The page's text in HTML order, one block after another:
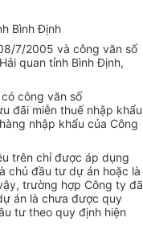
Bình Định
7/2005 và công văn số
quan tỉnh Bình Định,
công văn số
đãi miễn thuế nhập khẩu
nhập khẩu của Công
trên chỉ được áp dụng
chủ đầu tư dự án hoặc là
trường hợp Công ty đã
án là chưa được quy
tư theo quy định hiện